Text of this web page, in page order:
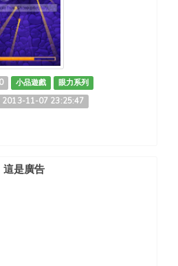
小品遊戲
眼力系列
2013-11-07 23:25:47
這是廣告